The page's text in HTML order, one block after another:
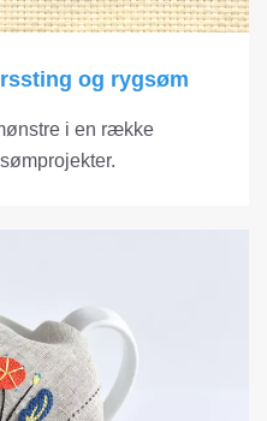
og rygsøm
i en række